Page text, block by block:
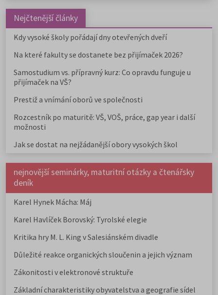
Nejčtenější články
Kdy vysoké školy pořádají dny otevřených dveří
Na které fakulty se dostanete bez přijímaček 2026?
Samostudium vs. přípravný kurz: Co opravdu funguje u
přijímaček na VŠ?
Prestiž a vnímání oborů ve společnosti
Rozcestník po maturitě: VŠ, VOŠ, práce, gap year i další
možnosti
Jak se dostat na nejžádanější obory vysokých škol
nejnovější seminárky, maturitní otázky a čtenářsky
deník
Karel Hynek Mácha: Máj
Karel Havlíček Borovský: Tyrolské elegie
Kritika hry M. L. King v Salesiánském divadle
Důležité reakce organických sloučenin a jejich význam
Zákonitosti v elektronové struktuře
Základní charakteristiky obyvatelstva a geografie sídel